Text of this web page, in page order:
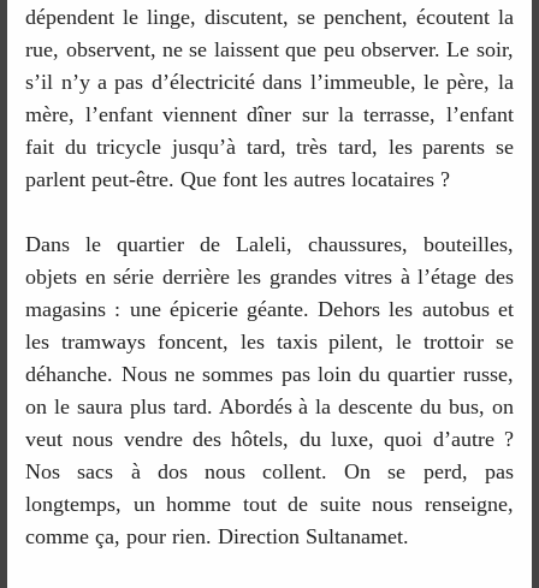
dépendent le linge, discutent, se penchent, écoutent la
rue, observent, ne se laissent que peu observer. Le soir,
s’il n’y a pas d’électricité dans l’immeuble, le père, la
mère, l’enfant viennent dîner sur la terrasse, l’enfant
fait du tricycle jusqu’à tard, très tard, les parents se
parlent peut-être. Que font les autres locataires ?
Dans le quartier de Laleli, chaussures, bouteilles,
objets en série derrière les grandes vitres à l’étage des
magasins : une épicerie géante. Dehors les autobus et
les tramways foncent, les taxis pilent, le trottoir se
déhanche. Nous ne sommes pas loin du quartier russe,
on le saura plus tard. Abordés à la descente du bus, on
veut nous vendre des hôtels, du luxe, quoi d’autre ?
Nos sacs à dos nous collent. On se perd, pas
longtemps, un homme tout de suite nous renseigne,
comme ça, pour rien. Direction Sultanamet.